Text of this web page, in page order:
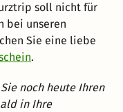
soll nicht für
bei unseren
Sie eine liebe
.
noch heute Ihren
in Ihre